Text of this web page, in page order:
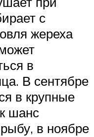
с
жереха
в
В сентябре
в крупные
шанс
в ноябре